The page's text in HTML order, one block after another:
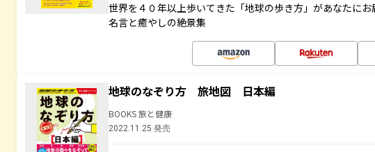
世界を４０年以上歩いてきた「地球の歩き方」があなたに
名言と癒やしの絶景集
地球のなぞり方 旅地図 日本編
BOOKS 旅と健康
2022.11.25 発売